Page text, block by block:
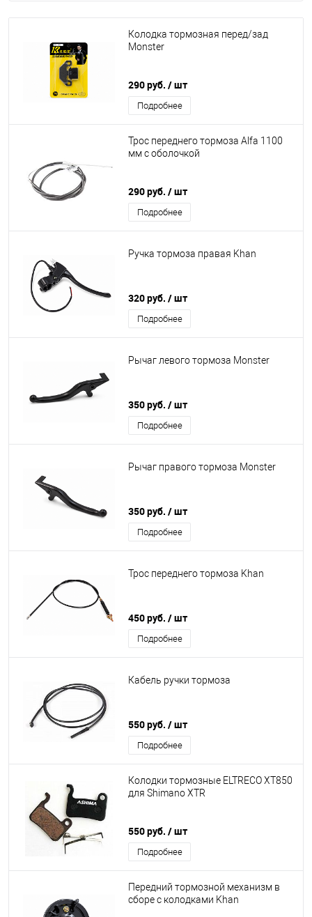
Колодка тормозная перед/зад
Monster
290 руб. / шт
Подробнее
Трос переднего тормоза Alfa 1100
мм с оболочкой
290 руб. / шт
Подробнее
Ручка тормоза правая Khan
320 руб. / шт
Подробнее
Рычаг левого тормоза Monster
350 руб. / шт
Подробнее
Рычаг правого тормоза Monster
350 руб. / шт
Подробнее
Трос переднего тормоза Khan
450 руб. / шт
Подробнее
Кабель ручки тормоза
550 руб. / шт
Подробнее
Колодки тормозные ELTRECO XT850
для Shimano XTR
550 руб. / шт
Подробнее
Передний тормозной механизм в
сборе с колодками Khan